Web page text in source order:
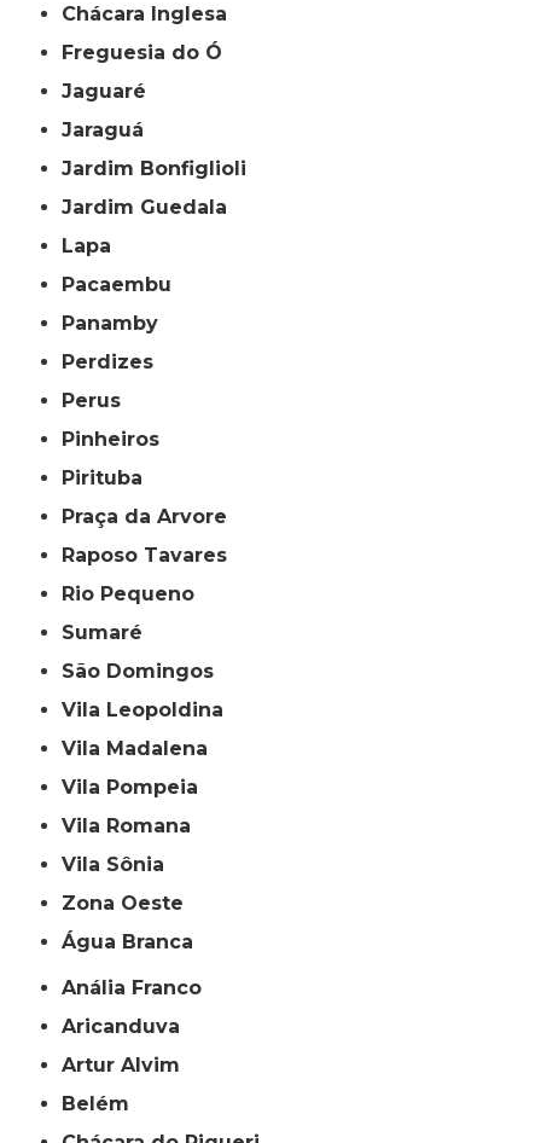
Chácara Inglesa
Freguesia do Ó
Jaguaré
Jaraguá
Jardim Bonfiglioli
Jardim Guedala
Lapa
Pacaembu
Panamby
Perdizes
Perus
Pinheiros
Pirituba
Praça da Arvore
Raposo Tavares
Rio Pequeno
Sumaré
São Domingos
Vila Leopoldina
Vila Madalena
Vila Pompeia
Vila Romana
Vila Sônia
Zona Oeste
Água Branca
Anália Franco
Aricanduva
Artur Alvim
Belém